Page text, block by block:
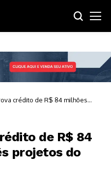
crédito de R$ 84 milhões
do CTC
de R$ 84
projetos do